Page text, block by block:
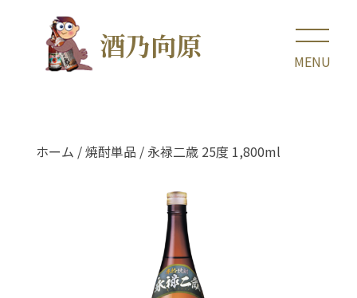
酒乃向原
ホーム /焼酎単品 / 永禄二歳 25度 1,800ml